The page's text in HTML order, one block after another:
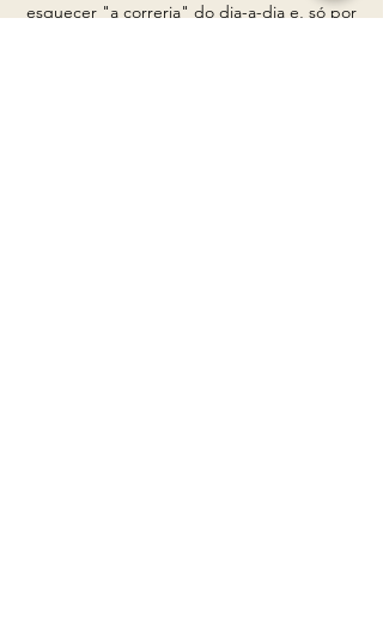
esquecer "a correria" do dia-a-dia e, só por